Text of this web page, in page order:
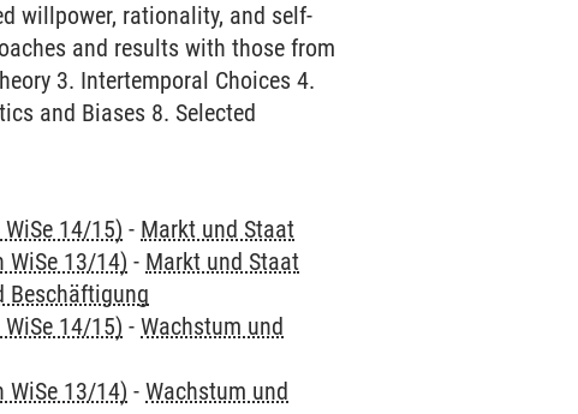
willpower, rationality, and self-
and results with those from
3. Intertemporal Choices 4.
and Biases 8. Selected
14/15) - Markt und Staat
13/14) - Markt und Staat
Beschäftigung
14/15) -Wachstum und
13/14) -Wachstum und